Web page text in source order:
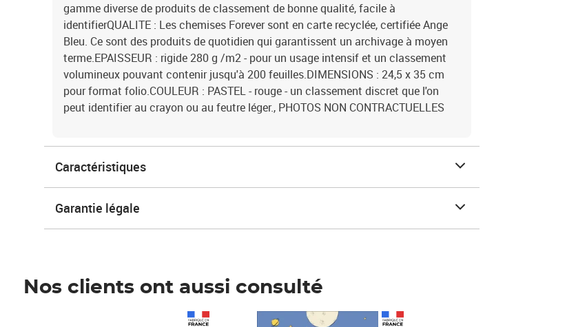
gamme diverse de produits de classement de bonne qualité, facile à
identifierQUALITE : Les chemises Forever sont en carte recyclée, certifiée Ange
Bleu. Ce sont des produits de quotidien qui garantissent un archivage à moyen
terme.EPAISSEUR : rigide 280 g /m2 - pour un usage intensif et un classement
volumineux pouvant contenir jusqu'à 200 feuilles.DIMENSIONS : 24,5 x 35 cm
pour format folio.COULEUR : PASTEL - rouge - un classement discret que l'on
peut identifier au crayon ou au feutre léger., PHOTOS NON CONTRACTUELLES
Caractéristiques
Garantie légale
Nos clients ont aussi consulté
Prix 7,50€